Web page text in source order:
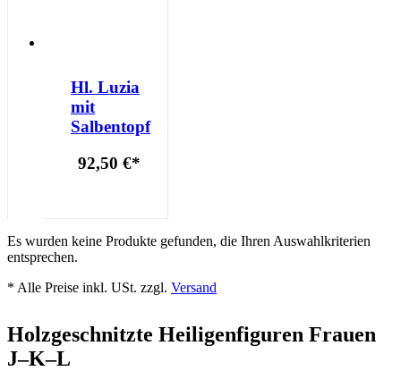
Hl. Luzia
mit
Salbentopf
92,50 €*
Es wurden keine Produkte gefunden, die Ihren Auswahlkriterien
entsprechen.
* Alle Preise inkl. USt. zzgl. Versand
Holzgeschnitzte Heiligenfiguren Frauen
J–K–L